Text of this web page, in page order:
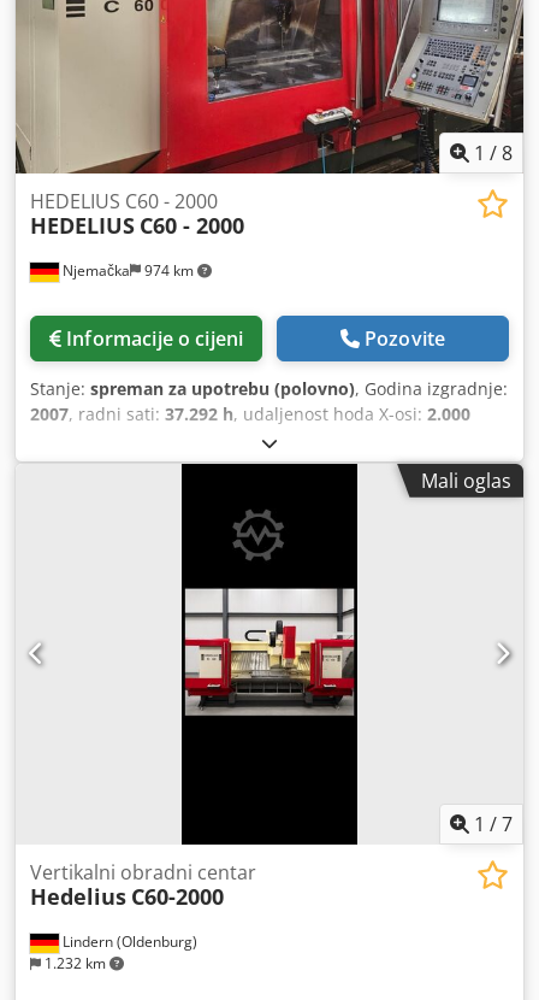
1 /8
Njemačka 974 km
HEDELIUS C60 - 2000
HEDELIUS C60 - 2000
Informacije o cijeni Pozovite
Stanje: spreman za upotrebu (polovno), Godina izgradnje:
2007, radni sati: 37.292 h, udaljenost hoda X-osi: 2.000
, udaljenost hoda Z-osi:
proizvođač kontrolera:HEIDENHAIN, model kontrolera:
, maksimalna brzina
, snaga motora vretena:
, broj mjesta u spremniku alata:
Mali oglas
1 /7
Lindern (Oldenburg)
1.232 km
Vertikalni obradni centar
Hedelius C60-2000